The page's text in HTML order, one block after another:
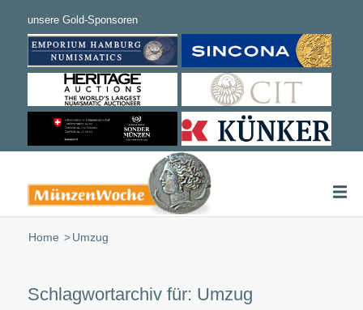
Home /Umzug
Schlagwortarchiv für: Umzug